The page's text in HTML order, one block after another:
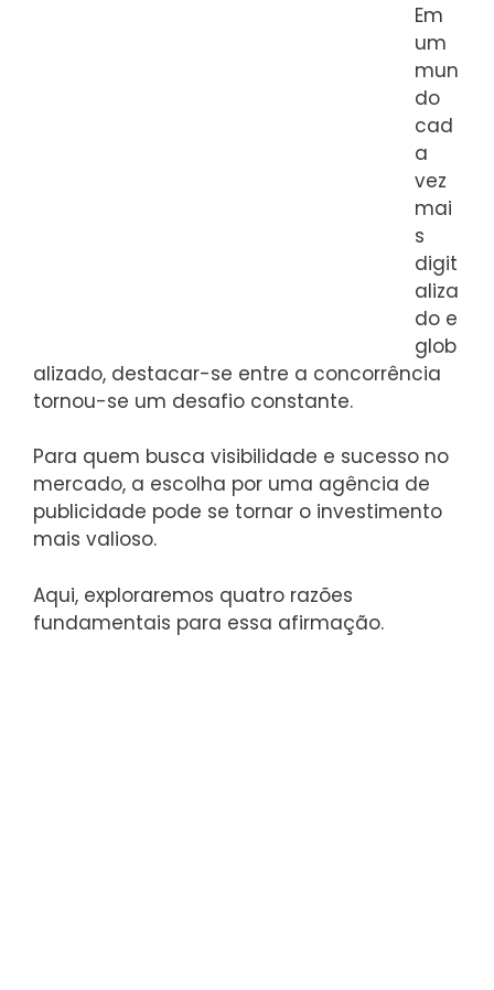
Em
um
mun
do
cad
a
vez
mai
s
digit
aliza
do e
glob
alizado, destacar-se entre a concorrência
tornou-se um desafio constante.
Para quem busca visibilidade e sucesso no
mercado, a escolha por uma agência de
publicidade pode se tornar o investimento
mais valioso.
Aqui, exploraremos quatro razões
fundamentais para essa afirmação.